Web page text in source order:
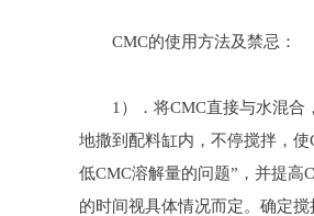
CMC的使用方法及禁忌：
1）．将CMC直接与水混合，
地撒到配料缸内，不停搅拌，
低CMC溶解量的问题”，并提高
的时间视具体情况而定。确定